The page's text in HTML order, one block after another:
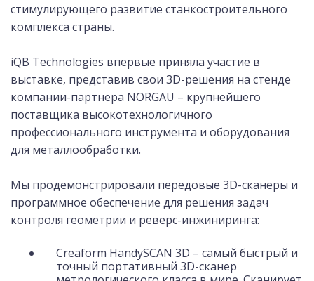
стимулирующего развитие станкостроительного
комплекса страны.
iQB Technologies впервые приняла участие в
выставке, представив свои 3D-решения на стенде
компании-партнера NORGAU – крупнейшего
поставщика высокотехнологичного
профессионального инструмента и оборудования
для металлообработки.
Мы продемонстрировали передовые 3D-сканеры и
программное обеспечение для решения задач
контроля геометрии и реверс-инжиниринга:
Creaform HandySCAN 3D – самый быстрый и
точный портативный 3D-сканер